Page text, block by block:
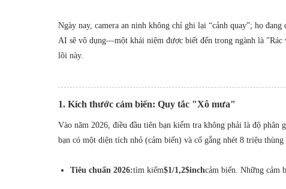
Ngày nay, camera an ninh không chỉ ghi lại “cảnh quay”; họ
AI sẽ vô dụng—một khái niệm được biết đến trong ngành là "Rác
lõi này.
1. Kích thước cảm biến: Quy tắc "Xô mưa"
Vào năm 2026, điều đầu tiên bạn kiểm tra không phải là độ
bạn có một diện tích nhỏ (cảm biến) và cố gắng nhét 8 triệu
Tiêu chuẩn 2026:tìm kiếm$1/1,2$inchcảm biến. Những cảm